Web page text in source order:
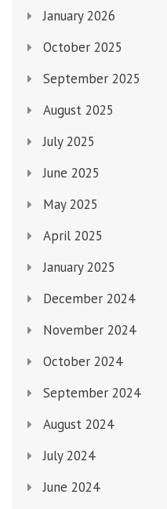
January 2026
October 2025
September 2025
August 2025
July 2025
June 2025
May 2025
April 2025
January 2025
December 2024
November 2024
October 2024
September 2024
August 2024
July 2024
June 2024